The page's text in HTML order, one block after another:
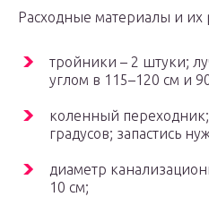
Расходные материалы и их
тройники – 2 штуки;
углом в 115–120 см и
коленный
градусов; запастись
диаметр
10 см;